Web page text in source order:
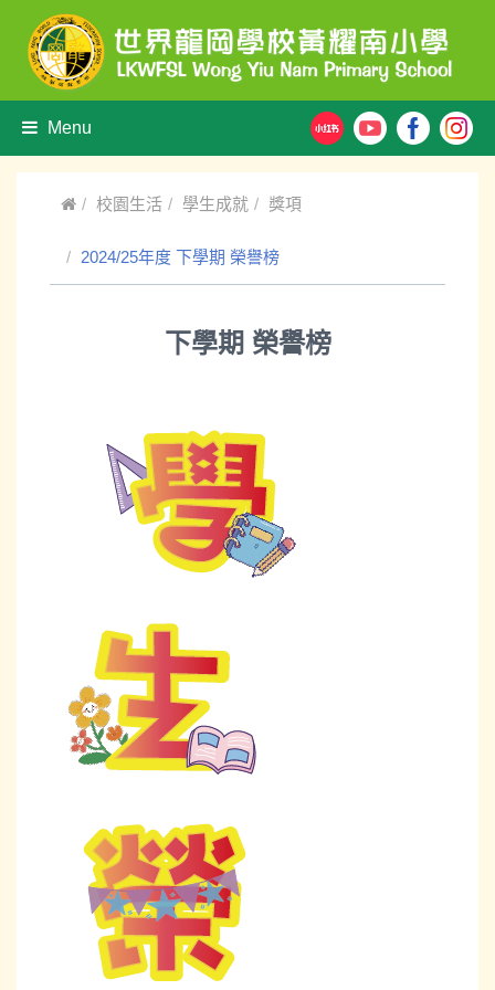
Menu
校園生活 學生成就 獎項
2024/25年度 下學期 榮譽榜
下學期 榮譽榜